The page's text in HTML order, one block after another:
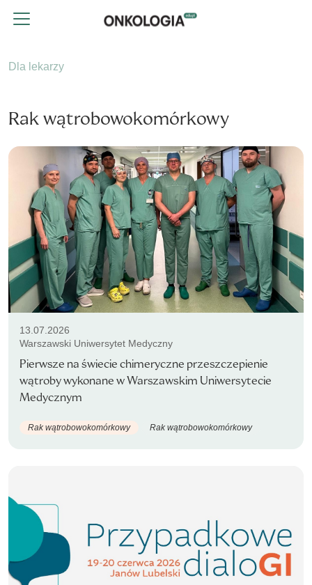
Dla lekarzy
Rak wątrobowokomórkowy
13.07.2026
Warszawski Uniwersytet Medyczny
Pierwsze na świecie chimeryczne przeszczepienie
wątroby wykonane w Warszawskim Uniwersytecie
Medycznym
Rak wątrobowokomórkowy Rak wątrobowokomórkowy